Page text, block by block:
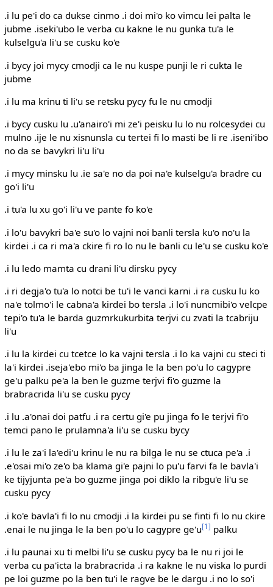
.i lu pe'i do ca dukse cinmo .i doi mi'o ko vimcu lei palta le
jubme .iseki'ubo le verba cu kakne le nu gunka tu'a le
kulselgu'a li'u se cusku ko'e
.i bycy joi mycy cmodji ca le nu kuspe punji le ri cukta le
jubme
.i lu ma krinu ti li'u se retsku pycy fu le nu cmodji
.i bycy cusku lu .u'anairo'i mi ze'i peisku lu lo nu rolcesydei cu
mulno .ije le nu xisnunsla cu tertei fi lo masti be li re .iseni'ibo
no da se bavykri li'u li'u
.i mycy minsku lu .ie sa'e no da poi na'e kulselgu'a bradre cu
go'i li'u
.i tu'a lu xu go'i li'u ve pante fo ko'e
.i lo'u bavykri ba'e su'o lo vajni noi banli tersla ku'o no'u la
kirdei .i ca ri ma'a ckire fi ro lo nu le banli cu le'u se cusku ko'e
.i lu ledo mamta cu drani li'u dirsku pycy
.i ri degja'o tu'a lo notci be tu'i le vanci karni .i ra cusku lu ko
na'e tolmo'i le cabna'a kirdei bo tersla .i lo'i nuncmibi'o velcpe
tepi'o tu'a le barda guzmrkukurbita terjvi cu zvati la tcabriju
li'u
.i lu la kirdei cu tcetce lo ka vajni tersla .i lo ka vajni cu steci ti
la'i kirdei .iseja'ebo mi'o ba jinga le la ben po'u lo cagypre
ge'u palku pe'a la ben le guzme terjvi fi'o guzme la
brabracrida li'u se cusku pycy
.i lu .a'onai doi patfu .i ra certu gi'e pu jinga fo le terjvi fi'o
temci pano le prulamna'a li'u se cusku bycy
.i lu le za'i la'edi'u krinu le nu ra bilga le nu se ctuca pe'a .i
.e'osai mi'o ze'o ba klama gi'e pajni lo pu'u farvi fa le bavla'i
ke tijyjunta pe'a bo guzme jinga poi diklo la ribgu'e li'u se
cusku pycy
.i ko'e bavla'i fi lo nu cmodji .i la kirdei pu se finti fi lo nu ckire
.enai le nu jinga le la ben po'u lo cagypre ge'u[1] palku
.i lu paunai xu ti melbi li'u se cusku pycy ba le nu ri joi le
verba cu pa'icta la brabracrida .i ra kakne le nu viska lo purdi
pe loi guzme po la ben tu'i le ragve be le dargu .i no lo so'i